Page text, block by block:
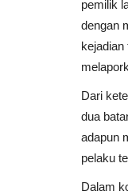
pemilik
dengan
kejadian
Dari
dua
adapun
pelaku
Dalam